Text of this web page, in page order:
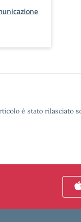
è stato rilasciato